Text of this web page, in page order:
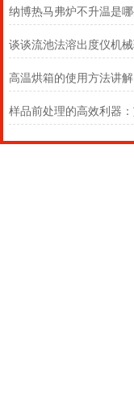
高温烘箱的使用方法讲解